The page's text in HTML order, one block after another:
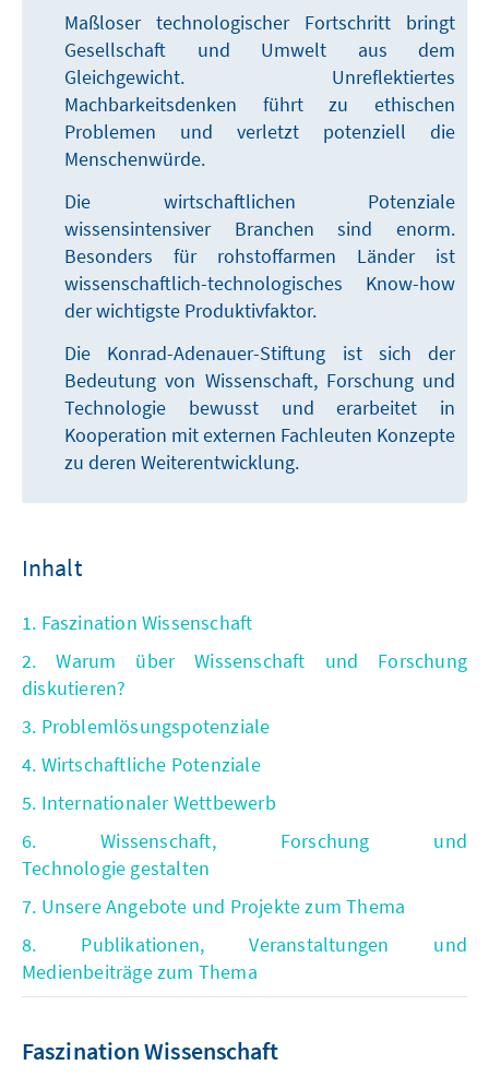
Maßloser technologischer Fortschritt bringt
Gesellschaft und Umwelt aus dem
Gleichgewicht. Unreflektiertes
Machbarkeitsdenken führt zu ethischen
Problemen und verletzt potenziell die
Menschenwürde.
Die wirtschaftlichen Potenziale
wissensintensiver Branchen sind enorm.
Besonders für rohstoffarmen Länder ist
wissenschaftlich-technologisches Know-how
der wichtigste Produktivfaktor.
Die Konrad-Adenauer-Stiftung ist sich der
Bedeutung von Wissenschaft, Forschung und
Technologie bewusst und erarbeitet in
Kooperation mit externen Fachleuten Konzepte
zu deren Weiterentwicklung.
Inhalt
1. Faszination Wissenschaft
2. Warum über Wissenschaft und Forschung
diskutieren?
3. Problemlösungspotenziale
4. Wirtschaftliche Potenziale
5. Internationaler Wettbewerb
6. Wissenschaft, Forschung und
Technologie gestalten
7. Unsere Angebote und Projekte zum Thema
8. Publikationen, Veranstaltungen und
Medienbeiträge zum Thema
Faszination Wissenschaft